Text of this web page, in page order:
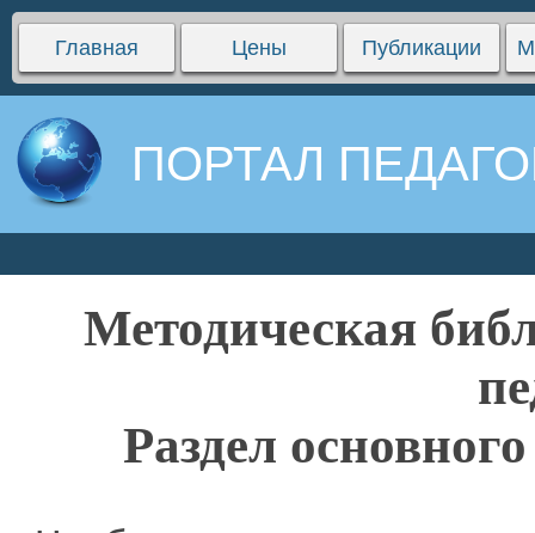
Главная Цены Публикации
ПОРТАЛ
Методическая
Раздел